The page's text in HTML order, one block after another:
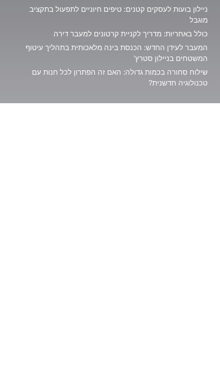
ניילון בועות לעסקים קטנים: טיפים חיוניים לתפעול בתקציב
מוגבל
כולל באחריות: מדריך לקניית קרטונים למעבר דירה
המעבר לעידן החדש: הכנסת בינה מלאכותית בתהליך עיטוף
המשטחים בניילון סטרץ'
שילוח סחורה בכמות גדולה: האם זה הפתרון לכל חנות עם
טכנולוגיה חדשנית?